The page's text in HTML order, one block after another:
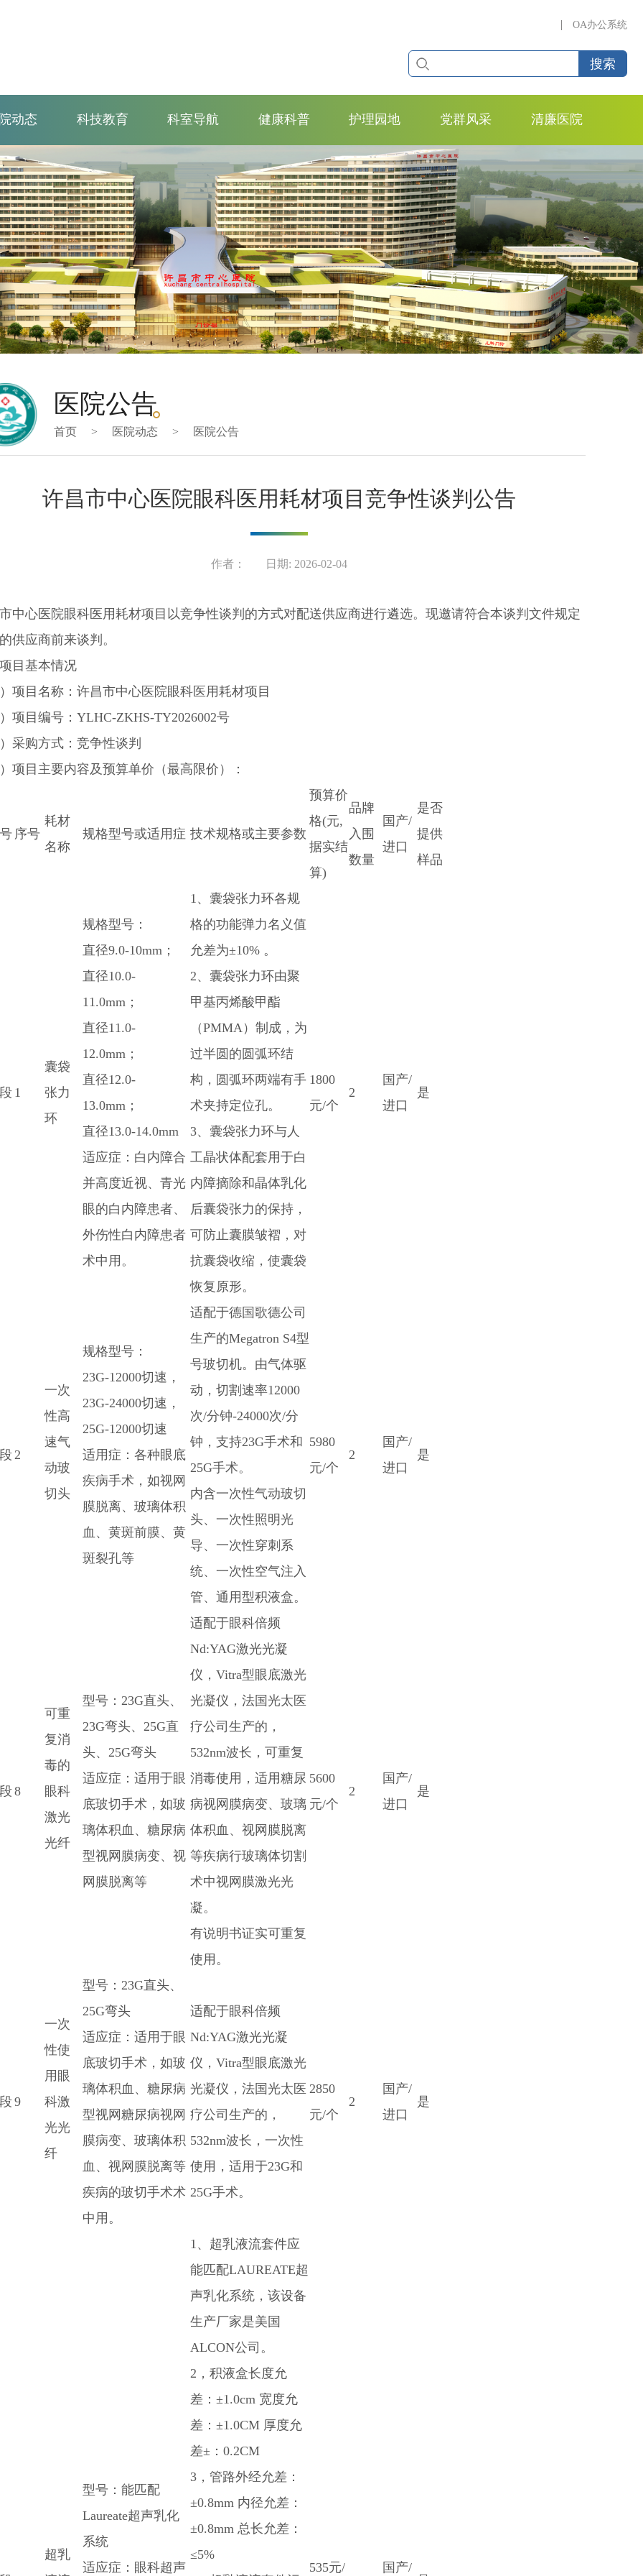
OA办公系统
动态 科技教育 科室导航 健康科普 护理园地 党群风采 清廉医院
医院公告
首页 > 医院动态 > 医院公告
许昌市中心医院眼科医用耗材项目竞争性谈判公告
作者： 日期: 2026-02-04
中心医院眼科医用耗材项目以竞争性谈判的方式对配送供应商进行遴选。现邀请符合本谈判文件规定
供应商前来谈判。
目基本情况
项目名称：许昌市中心医院眼科医用耗材项目
项目编号：YLHC-ZKHS-TY2026002号
采购方式：竞争性谈判
项目主要内容及预算单价（最高限价）：
序号
耗材
名称
规格型号或适用症 技术规格或主要参数
预算价
格(元,
据实结
算)
品牌
入围
数量
国产/
进口
是否
提供
样品
1
囊袋
张力
环
规格型号：
直径9.0-10mm；
直径10.0-
11.0mm；
直径11.0-
12.0mm；
直径12.0-
13.0mm；
直径13.0-14.0mm
适应症：白内障合
并高度近视、青光
眼的白内障患者、
外伤性白内障患者
术中用。
1、囊袋张力环各规
格的功能弹力名义值
允差为±10% 。
2、囊袋张力环由聚
甲基丙烯酸甲酯
（PMMA）制成，为
过半圆的圆弧环结
构，圆弧环两端有手
术夹持定位孔。
3、囊袋张力环与人
工晶状体配套用于白
内障摘除和晶体乳化
后囊袋张力的保持，
可防止囊膜皱褶，对
抗囊袋收缩，使囊袋
恢复原形。
1800
元/个
2
国产/
进口
是
2
一次
性高
速气
动玻
切头
规格型号：
23G-12000切速，
23G-24000切速，
25G-12000切速
适用症：各种眼底
疾病手术，如视网
膜脱离、玻璃体积
血、黄斑前膜、黄
斑裂孔等
适配于德国歌德公司
生产的Megatron S4型
号玻切机。由气体驱
动，切割速率12000
次/分钟-24000次/分
钟，支持23G手术和
25G手术。
内含一次性气动玻切
头、一次性照明光
导、一次性穿刺系
统、一次性空气注入
管、通用型积液盒。
5980
元/个
2
国产/
进口
是
8
可重
复消
毒的
眼科
激光
光纤
型号：23G直头、
23G弯头、25G直
头、25G弯头
适应症：适用于眼
底玻切手术，如玻
璃体积血、糖尿病
型视网膜病变、视
网膜脱离等
适配于眼科倍频
Nd:YAG激光光凝
仪，Vitra型眼底激光
光凝仪，法国光太医
疗公司生产的，
532nm波长，可重复
消毒使用，适用糖尿
病视网膜病变、玻璃
体积血、视网膜脱离
等疾病行玻璃体切割
术中视网膜激光光
凝。
有说明书证实可重复
使用。
5600
元/个
2
国产/
进口
是
9
一次
性使
用眼
科激
光光
纤
型号：23G直头、
25G弯头
适应症：适用于眼
底玻切手术，如玻
璃体积血、糖尿病
型视网糖尿病视网
膜病变、玻璃体积
血、视网膜脱离等
疾病的玻切手术术
中用。
适配于眼科倍频
Nd:YAG激光光凝
仪，Vitra型眼底激光
光凝仪，法国光太医
疗公司生产的，
532nm波长，一次性
使用，适用于23G和
25G手术。
2850
元/个
2
国产/
进口
是
超乳
型号：能匹配
Laureate超声乳化
系统
适应症：眼科超声
1、超乳液流套件应
能匹配LAUREATE超
声乳化系统，该设备
生产厂家是美国
ALCON公司。
2，积液盒长度允
差：±1.0cm 宽度允
差：±1.0CM 厚度允
差±：0.2CM
3，管路外经允差：
±0.8mm 内径允差：
±0.8mm 总长允差：
≤5%
535元/
国产/